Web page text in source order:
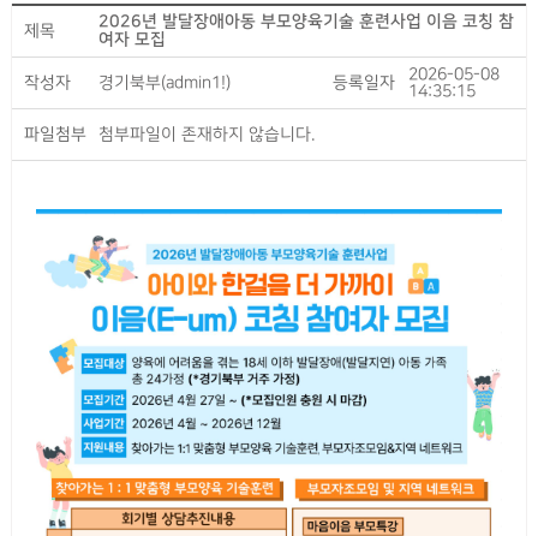
제목
2026년 발달장애아동 부모양육기술 훈련사업 이음 코칭 참
여자 모집
작성자 경기북부(admin1!) 등록일자
2026-05-08
14:35:15
파일첨부 첨부파일이 존재하지 않습니다.